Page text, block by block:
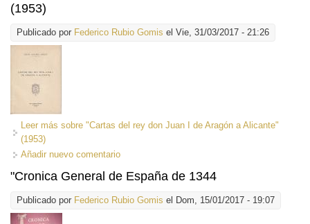
(1953)
Publicado por Federico Rubio Gomis el Vie, 31/03/2017 - 21:26
Leer más sobre "Cartas del rey don Juan I de Aragón a Alicante"
(1953)
Añadir nuevo comentario
"Cronica General de España de 1344
Publicado por Federico Rubio Gomis el Dom, 15/01/2017 - 19:07